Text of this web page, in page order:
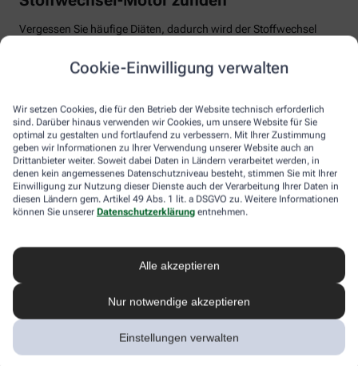
Cookie-Einwilligung verwalten
Wir setzen Cookies, die für den Betrieb der Website technisch erforderlich
sind. Darüber hinaus verwenden wir Cookies, um unsere Website für Sie
optimal zu gestalten und fortlaufend zu verbessern. Mit Ihrer Zustimmung
geben wir Informationen zu Ihrer Verwendung unserer Website auch an
Drittanbieter weiter. Soweit dabei Daten in Ländern verarbeitet werden, in
denen kein angemessenes Datenschutzniveau besteht, stimmen Sie mit Ihrer
Einwilligung zur Nutzung dieser Dienste auch der Verarbeitung Ihrer Daten in
diesen Ländern gem. Artikel 49 Abs. 1 lit. a DSGVO zu. Weitere Informationen
können Sie unserer Datenschutzerklärung entnehmen.
Alle akzeptieren
Nur notwendige akzeptieren
Einstellungen verwalten
Vergessen Sie häufige Diäten, dadurch wird der Stoffwechsel
Energiebedarf einstellt. Auch Fast Food und Fertiggerichte sollten
vom Speiseplan gestrichen werden. Studien zeigen, dass der
weniger Energie benötigt als für unverarbeitete.
Tim Hollstein rät zu einer proteinreichen Ernährung (Vorsicht bei
Vorerkrankungen wie Nierenleiden!). Denn Proteine sind nicht nur
gut für den Muskelaufbau, der Körper benötigt auch viel Energie,
um Eiweiß abzubauen. Das regt den Stoffwechsel an. Proteine
stecken vor allem in magerem Fleisch, Fisch und Milchprodukten
wie Quark und Skyr. Auch sogenannte thermogene Lebensmittel
In Bewegung kommen
Der richtige Mix macht’s
Ohne regelmäßige Bewegung purzeln die Pfunde meistens nicht.